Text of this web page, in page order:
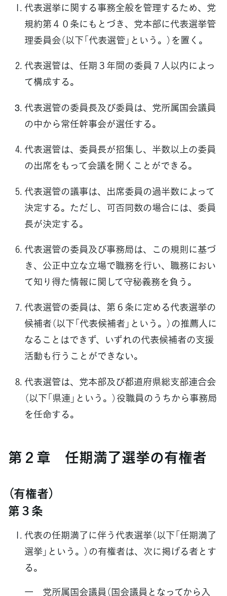
代表選挙に関する事務全般を管理するため、党
規約第４０条にもとづき、党本部に代表選挙管
理委員会（以下「代表選管」という。）を置く。
代表選管は、任期３年間の委員７人以内によっ
て構成する。
代表選管の委員長及び委員は、党所属国会議員
の中から常任幹事会が選任する。
代表選管は、委員長が招集し、半数以上の委員
の出席をもって会議を開くことができる。
代表選管の議事は、出席委員の過半数によって
決定する。ただし、可否同数の場合には、委員
長が決定する。
代表選管の委員及び事務局は、この規則に基づ
き、公正中立な立場で職務を行い、職務におい
て知り得た情報に関して守秘義務を負う。
代表選管の委員は、第６条に定める代表選挙の
候補者（以下「代表候補者」という。）の推薦人に
なることはできず、いずれの代表候補者の支援
活動も行うことができない。
代表選管は、党本部及び都道府県総支部連合会
（以下「県連」という。）役職員のうちから事務局
を任命する。
第２章 任期満了選挙の有権者
（有権者）
第３条
代表の任期満了に伴う代表選挙（以下「任期満了
選挙」という。）の有権者は、次に掲げる者とす
る。
一 党所属国会議員（国会議員となってから入